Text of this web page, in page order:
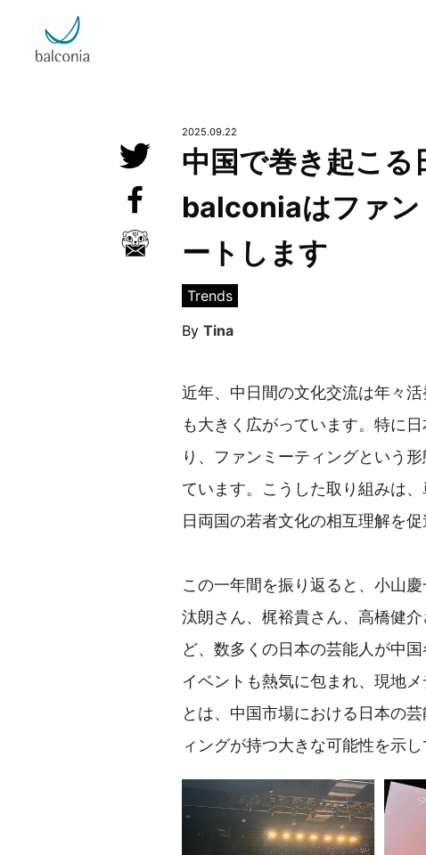
2025.09.22
中国で巻き起こ
balconiaはファン
ートします
Trends
ByTina
近年、中日間の文化交流は年々
も大きく広がっています。特に
り、ファンミーティングという
ています。こうした取り組みは
日両国の若者文化の相互理解を
この一年間を振り返ると、小山
汰朗さん、梶裕貴さん、高橋健
ど、数多くの日本の芸能人が中
イベントも熱気に包まれ、現地
とは、中国市場における日本の
ィングが持つ大きな可能性を示し


